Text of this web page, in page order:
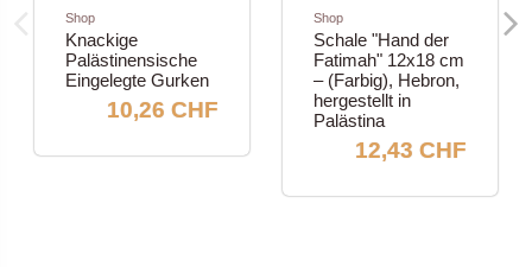
Shop
Knackige
Palästinensische
Eingelegte Gurken
10,26 CHF
Shop
Schale "Hand der
Fatimah" 12x18 cm
– (Farbig), Hebron,
hergestellt in
Palästina
12,43 CHF